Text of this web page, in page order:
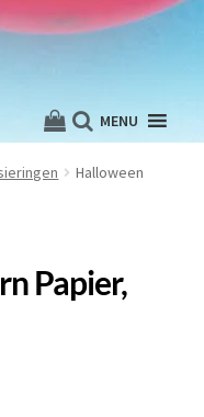
MENU
Halloween
Papier,